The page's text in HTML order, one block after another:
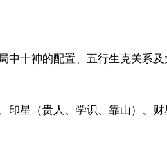
十神的配置、五行生克关系及
星（贵人、学识、靠山）、